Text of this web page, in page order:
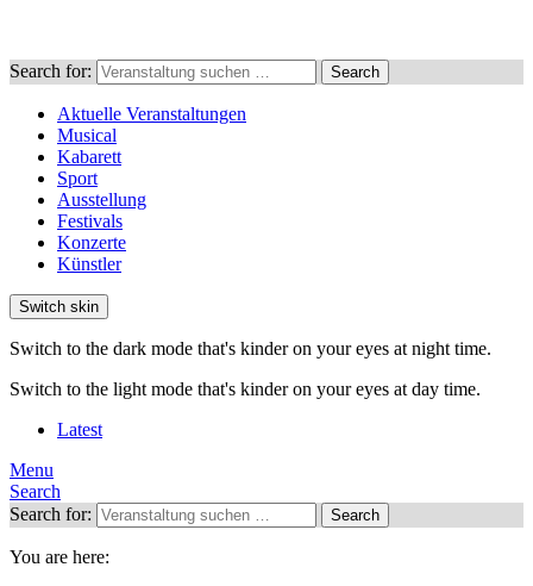
Search for: Search
Aktuelle Veranstaltungen
Musical
Kabarett
Sport
Ausstellung
Festivals
Konzerte
Künstler
Switch skin
Switch to the dark mode that's kinder on your eyes at night time.
Switch to the light mode that's kinder on your eyes at day time.
Latest
Menu
Search
Search for:
Search
You are here: